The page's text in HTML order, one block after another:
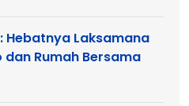
Hebatnya Laksamana
dan Rumah Bersama